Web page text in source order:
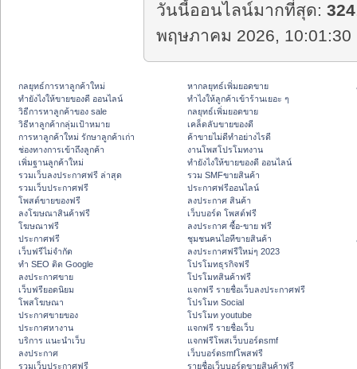
วันนี้ออนไลน์มากที่สุด:324
พฤษภาคม 2026, 10:01:30
กลยุทธ์การหาลูกค้าใหม่
ทํายังไงให้ขายของดี ออนไลน์
วิธีการหาลูกค้าของ sale
วิธีหาลูกค้ากลุ่มเป้าหมาย
การหาลูกค้าใหม่ รักษาลูกค้าเก่า
ช่องทางการเข้าถึงลูกค้า
เพิ่มฐานลูกค้าใหม่
รวมเว็บลงประกาศฟรี ล่าสุด
รวมเว็บประกาศฟรี
โพสต์ขายของฟรี
ลงโฆษณาสินค้าฟรี
โฆษณาฟรี
ประกาศฟรี
เว็บฟรีไม่จำกัด
ทำ SEO ติด Google
ลงประกาศขาย
เว็บฟรียอดนิยม
โพสโฆษณา
ประกาศขายของ
ประกาศหางาน
บริการ แนะนำเว็บ
ลงประกาศ
รวมเว็บประกาศฟรี
หากลยุทธ์เพิ่มยอดขาย
ทําไงให้ลูกค้าเข้าร้านเยอะ ๆ
กลยุทธ์เพิ่มยอดขาย
เคล็ดลับขายของดี
ค้าขายไม่ดีทำอย่างไรดี
งานโพสโปรโมทงาน
ทํายังไงให้ขายของดี ออนไลน์
รวม SMFขายสินค้า
ประกาศฟรีออนไลน์
ลงประกาศ สินค้า
เว็บบอร์ด โพสต์ฟรี
ลงประกาศ ซื้อ-ขาย ฟรี
ชุมชนคนไอทีขายสินค้า
ลงประกาศฟรีใหม่ๆ 2023
โปรโมทธุรกิจฟรี
โปรโมทสินค้าฟรี
แจกฟรี รายชื่อเว็บลงประกาศฟรี
โปรโมท Social
โปรโมท youtube
แจกฟรี รายชื่อเว็บ
แจกฟรีโพสเว็บบอร์ดsmf
เว็บบอร์ดsmfโพสฟรี
รายชื่อเว็บบอร์ดขายสินค้าฟรี